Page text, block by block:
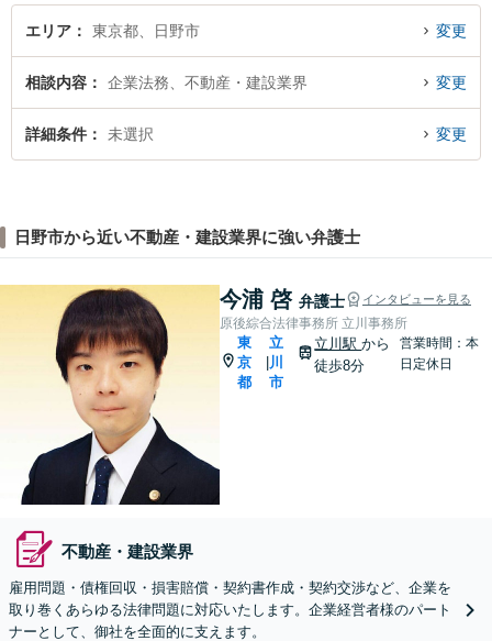
エリア 東京都、日野市 変更
相談内容 企業法務、不動産・建設業界 変更
詳細条件 未選択 変更
日野市から近い不動産・建設業界に強い弁護士
今浦 啓 弁護士 インタビューを見る
原後綜合法律事務所 立川事務所
東
京
都
立
川
市
立川駅から
徒歩8分
営業時間：本
日定休日
不動産・建設業界
雇用問題・債権回収・損害賠償・契約書作成・契約交渉など、企業を
取り巻くあらゆる法律問題に対応いたします。企業経営者様のパート
ナーとして、御社を全面的に支えます。